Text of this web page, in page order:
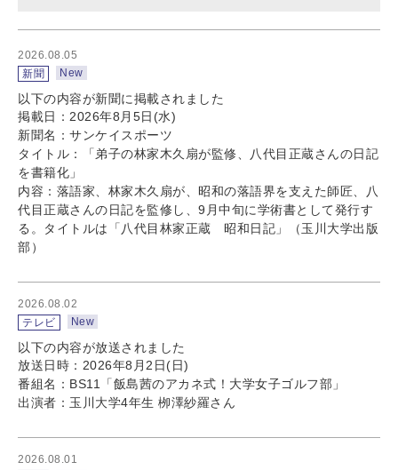
2026.08.05
新聞
New
以下の内容が新聞に掲載されました
掲載日：2026年8月5日(水)
新聞名：サンケイスポーツ
タイトル：「弟子の林家木久扇が監修、八代目正蔵さんの日記
を書籍化」
内容：落語家、林家木久扇が、昭和の落語界を支えた師匠、八
代目正蔵さんの日記を監修し、9月中旬に学術書として発行す
る。タイトルは「八代目林家正蔵 昭和日記」（玉川大学出版
部）
2026.08.02
テレビ
New
以下の内容が放送されました
放送日時：2026年8月2日(日)
番組名：BS11「飯島茜のアカネ式！大学女子ゴルフ部」
出演者：玉川大学4年生 栁澤紗羅さん
2026.08.01